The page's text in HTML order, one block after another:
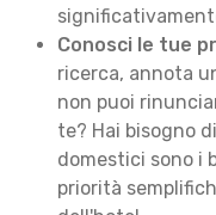
Conosci le tue
ricerca, annota
non puoi
te? Hai bisogno
domestici sono i
priorità